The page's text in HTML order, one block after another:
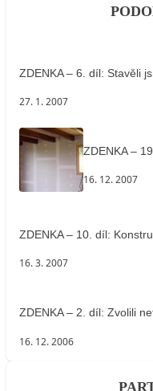
ZDENKA – 6. díl: Stavěli
27. 1. 2007
ZDENKA –
16. 12. 2007
ZDENKA – 10. díl:
16. 3. 2007
ZDENKA – 2. díl: Zvolili
16. 12. 2006